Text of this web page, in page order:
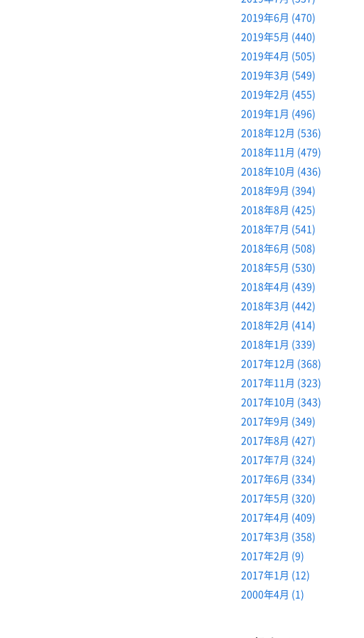
2019年6月 (470)
2019年5月 (440)
2019年4月 (505)
2019年3月 (549)
2019年2月 (455)
2019年1月 (496)
2018年12月 (536)
2018年11月 (479)
2018年10月 (436)
2018年9月 (394)
2018年8月 (425)
2018年7月 (541)
2018年6月 (508)
2018年5月 (530)
2018年4月 (439)
2018年3月 (442)
2018年2月 (414)
2018年1月 (339)
2017年12月 (368)
2017年11月 (323)
2017年10月 (343)
2017年9月 (349)
2017年8月 (427)
2017年7月 (324)
2017年6月 (334)
2017年5月 (320)
2017年4月 (409)
2017年3月 (358)
2017年2月 (9)
2017年1月 (12)
2000年4月 (1)